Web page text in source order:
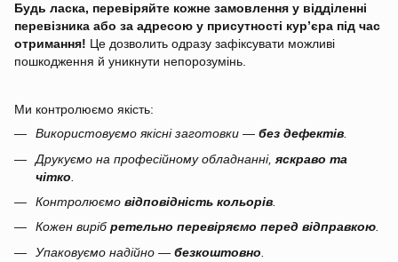
Будь ласка, перевіряйте кожне замовлення у відділенні
перевізника або за адресою у присутності кур’єра під час
отримання! Це дозволить одразу зафіксувати можливі
пошкодження й уникнути непорозумінь.
Ми контролюємо якість:
Використовуємо якісні заготовки — без дефектів
Друкуємо на професійному обладнанні, яскраво та
чітко
Контролюємо відповідність кольорів
Кожен вирібретельно перевіряємо перед відправкою.
Упаковуємо надійно — безкоштовно